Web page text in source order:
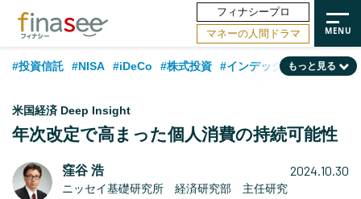
フィナシープロ
マネーの人間ドラマ
#投資信託 #NISA #iDeCo #株式投資 #インデックスファンド
#ランキング #日本株 #公的年金 #30代 #40代
#フィナンシャル・ウェルビーイング
#資産運用業界 #老後 #データ・調査 #60代 #米国株
もっと見る
米国経済 Deep Insight
年次改定で高まった個人消費の持続可能性
窪谷 浩
ニッセイ基礎研究所 経済研究部 主任研究
2024.10.30